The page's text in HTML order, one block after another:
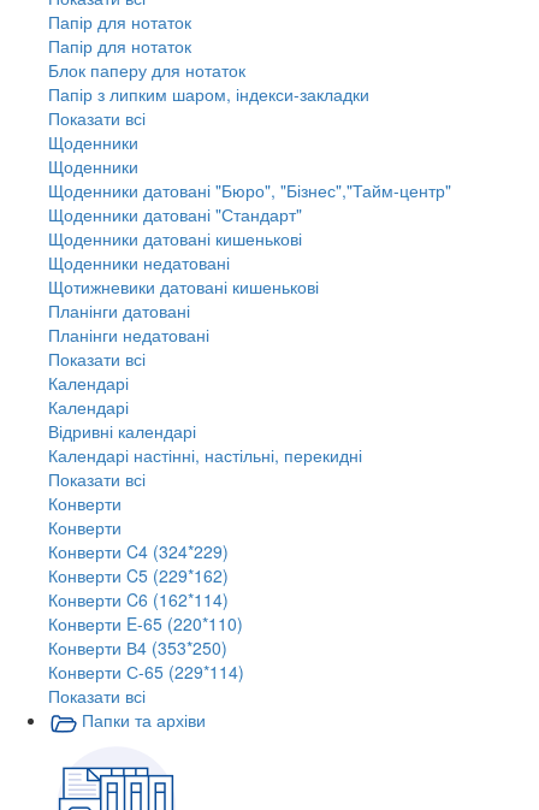
Папір для нотаток
Папір для нотаток
Блок паперу для нотаток
Папір з липким шаром, індекси-закладки
Показати всі
Щоденники
Щоденники
Щоденники датовані "Бюро", "Бізнес","Тайм-центр"
Щоденники датовані "Стандарт"
Щоденники датовані кишенькові
Щоденники недатовані
Щотижневики датовані кишенькові
Планінги датовані
Планінги недатовані
Показати всі
Календарі
Календарі
Відривні календарі
Календарі настінні, настільні, перекидні
Показати всі
Конверти
Конверти
Конверти C4 (324*229)
Конверти C5 (229*162)
Конверти C6 (162*114)
Конверти E-65 (220*110)
Конверти В4 (353*250)
Конверти С-65 (229*114)
Показати всі
Папки та архіви